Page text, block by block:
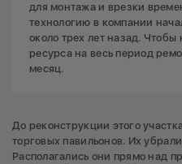
для монтажа и врезки
технологию в компании
около трех лет назад. Чтобы
ресурса на весь период
месяц.
До реконструкции этого
торговых павильонов. Их
Располагались они прямо над